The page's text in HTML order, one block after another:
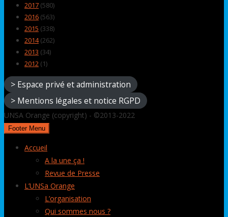
2017 (580)
2016 (563)
2015 (338)
2014(262)
2013 (34)
2012 (1)
> Espace privé et administration
> Mentions légales et notice RGPD
UNSA Orange (copyright) - ©2013-2022
Footer Menu
Accueil
A la une ça !
Revue de Presse
L’UNSa Orange
L’organisation
Qui sommes nous ?